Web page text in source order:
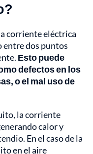
corriente eléctrica
entre dos puntos
Esto puede
defectos en los
o el mal uso de
la corriente
calor y
En el caso de la
en el aire